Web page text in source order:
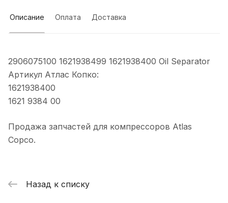
Описание Оплата Доставка
2906075100 1621938499 1621938400 Oil Separator
Артикул Атлас Копко:
1621938400
1621 9384 00
Продажа запчастей для компрессоров Atlas
Copco.
Назад к списку